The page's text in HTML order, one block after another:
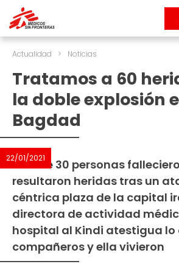
Actualidad > Noticias
Tratamos a 60
la doble explosión
Bagdad
22/01/2021
Más de 30 personas
resultaron heridas tras un
céntrica plaza de la capital
directora de actividad
hospital al Kindi atestigua lo
compañeros y ella vivieron